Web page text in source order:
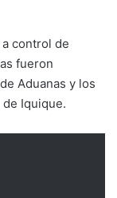
control de
fueron
Aduanas y los
Iquique.